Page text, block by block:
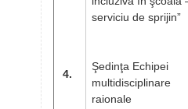
4.
serviciu de sprijin”
Şedinţa Echipei
multidisciplinare
raionale